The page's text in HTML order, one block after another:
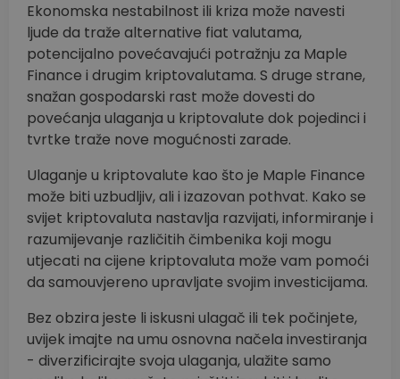
Ekonomska nestabilnost ili kriza može navesti
ljude da traže alternative fiat valutama,
potencijalno povećavajući potražnju za Maple
Finance i drugim kriptovalutama. S druge strane,
snažan gospodarski rast može dovesti do
povećanja ulaganja u kriptovalute dok pojedinci i
tvrtke traže nove mogućnosti zarade.
Ulaganje u kriptovalute kao što je Maple Finance
može biti uzbudljiv, ali i izazovan pothvat. Kako se
svijet kriptovaluta nastavlja razvijati, informiranje i
razumijevanje različitih čimbenika koji mogu
utjecati na cijene kriptovaluta može vam pomoći
da samouvjereno upravljate svojim investicijama.
Bez obzira jeste li iskusni ulagač ili tek počinjete,
uvijek imajte na umu osnovna načela investiranja
- diverzificirajte svoja ulaganja, ulažite samo